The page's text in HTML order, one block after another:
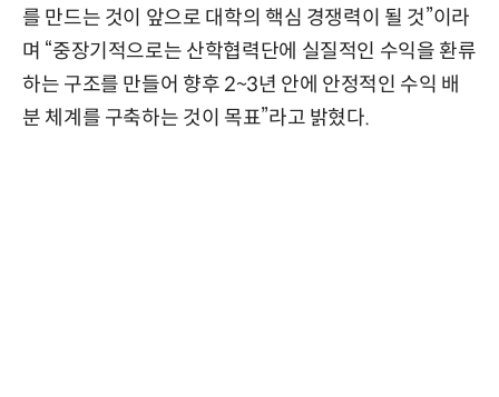
를 만드는 것이 앞으로 대학의 핵심 경쟁력이 될 것”이라
며 “중장기적으로는 산학협력단에 실질적인 수익을 환류
하는 구조를 만들어 향후 2~3년 안에 안정적인 수익 배
분 체계를 구축하는 것이 목표”라고 밝혔다.